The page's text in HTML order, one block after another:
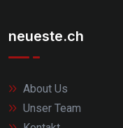
neueste.ch
About Us
Unser Team